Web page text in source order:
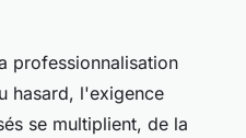
professionnalisation
hasard, l'exigence
se multiplient, de la